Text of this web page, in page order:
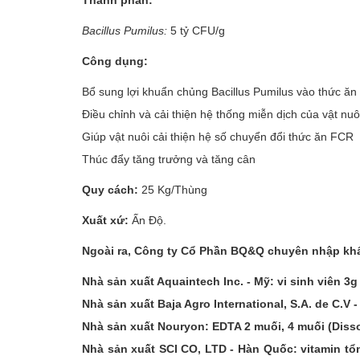
Vật liệu xây dựng
Vật liệu xây dựng
Mua bán xe
Bacillus Pumilus: 5 tỷ CFU/g
Công dụng:
Bổ sung lợi khuẩn chủng Bacillus Pumilus vào thức
Điều chỉnh và cải thiện hệ thống miễn dịch của vật
Giúp vật nuôi cải thiện hệ số chuyển đổi thức ăn FCR
Thúc đẩy tăng trưởng và tăng cân
Quy cách: 25 Kg/Thùng
Xuất xứ: Ấn Độ.
Ngoài ra, Công ty Cổ Phần BQ&Q chuyên nhập
Nhà sản xuất Aquaintech Inc. - Mỹ: vi sinh viên
Nhà sản xuất Baja Agro International, S.A. de
Nhà sản xuất Nouryon: EDTA 2 muối, 4 muối
Nhà sản xuất SCI CO, LTD - Hàn Quốc: vitamin